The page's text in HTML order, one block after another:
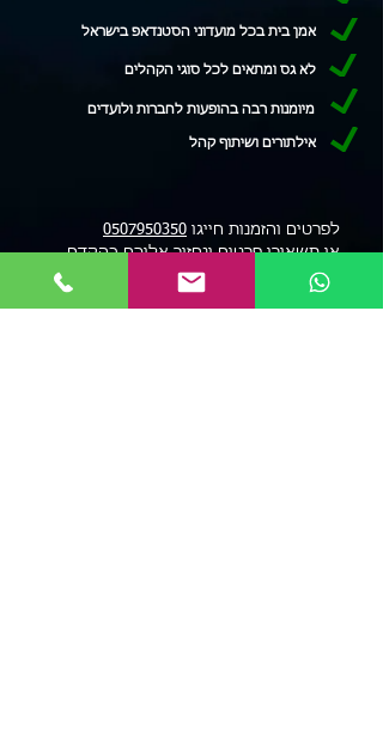
אמן בית בכל מועדוני הסטנדאפ בישראל
לא גס ומתאים לכל סוגי הקהלים
אילתורים ושיתוף קהל
מיומנות רבה בהופעות לחברות ולועדים
לפרטים והזמנות חייגו 0507950350
או תשאירו פרטים ונחזור אליכם בהקדם